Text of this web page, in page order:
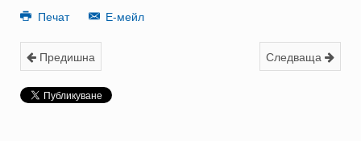
Печат Е-мейл
Предишна Следваща